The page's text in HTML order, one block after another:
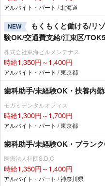
アルバイト・パート / 北海道
NEW
もくもくと働ける/リ
験OK/交通費支給/江東区/TOK5
株式会社東海ビルメンテナス
時給1,350円～1,400円
アルバイト・パート / 東京都
歯科助手/未経験OK・扶養内
モガミデンタルオフィス
時給1,300円～1,700円
アルバイト・パート / 東京都
歯科助手/未経験OK・ブラン
医療法人社団S.D.C
時給1,350円～1,400円
アルバイト・パート / 神奈川県